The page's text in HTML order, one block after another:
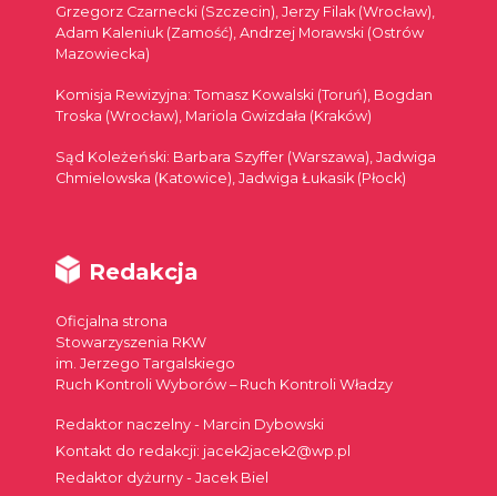
Grzegorz Czarnecki (Szczecin), Jerzy Filak (Wrocław),
Adam Kaleniuk (Zamość), Andrzej Morawski (Ostrów
Mazowiecka)
Komisja Rewizyjna: Tomasz Kowalski (Toruń), Bogdan
Troska (Wrocław), Mariola Gwizdała (Kraków)
Sąd Koleżeński: Barbara Szyffer (Warszawa), Jadwiga
Chmielowska (Katowice), Jadwiga Łukasik (Płock)
Redakcja
Oficjalna strona
Stowarzyszenia RKW
im. Jerzego Targalskiego
Ruch Kontroli Wyborów – Ruch Kontroli Władzy
Redaktor naczelny - Marcin Dybowski
Kontakt do redakcji: jacek2jacek2@wp.pl
Redaktor dyżurny - Jacek Biel